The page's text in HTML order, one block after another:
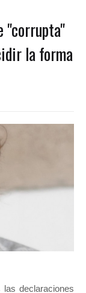
"corrupta"
la forma
declaraciones